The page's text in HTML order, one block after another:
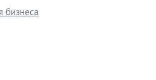
бизнеса